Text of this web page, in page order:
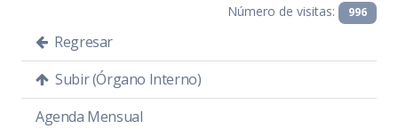
Número de visitas: 996
Regresar
Subir (Órgano Interno)
Agenda Mensual